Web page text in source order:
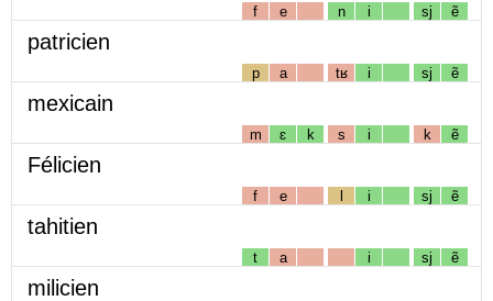
f e n i sj ẽ
patricien
p a tʁ i sj ẽ
mexicain
m ɛ k s i k ẽ
Félicien
f e l i sj ẽ
tahitien
t a i sj ẽ
milicien